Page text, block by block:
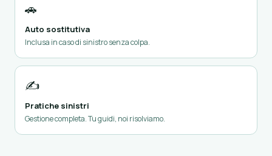
🚗
Auto sostitutiva
Inclusa in caso di sinistro senza colpa.
✍️
Pratiche sinistri
Gestione completa. Tu guidi, noi risolviamo.